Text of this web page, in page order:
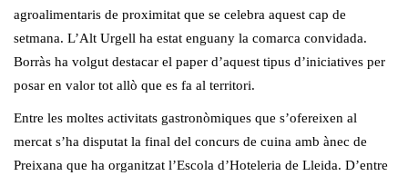
agroalimentaris de proximitat que se celebra aquest cap de
setmana. L’Alt Urgell ha estat enguany la comarca convidada.
Borràs ha volgut destacar el paper d’aquest tipus d’iniciatives per
posar en valor tot allò que es fa al territori.
Entre les moltes activitats gastronòmiques que s’ofereixen al
mercat s’ha disputat la final del concurs de cuina amb ànec de
Preixana que ha organitzat l’Escola d’Hoteleria de Lleida. D’entre